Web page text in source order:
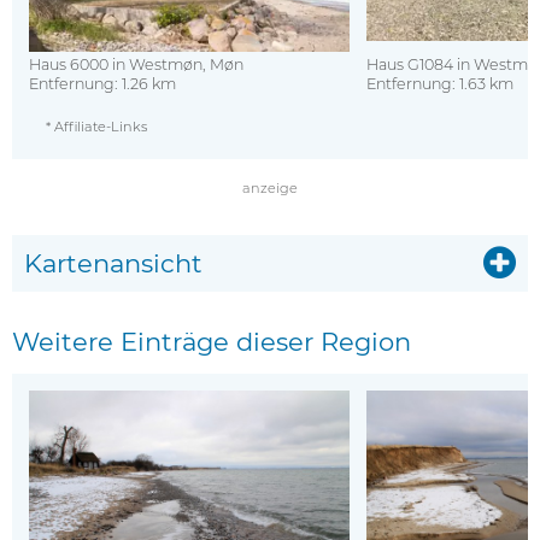
Haus 6000 in Westmøn, Møn
Entfernung: 1.26 km
Haus G1084 in
Entfernung: 1.63 km
* Affiliate-Links
anzeige
Kartenansicht
Weitere Einträge dieser Region